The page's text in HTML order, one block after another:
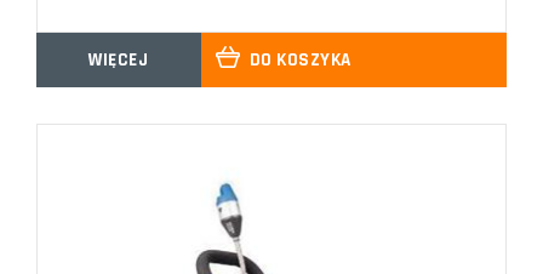
WIĘCEJ DO KOSZYKA